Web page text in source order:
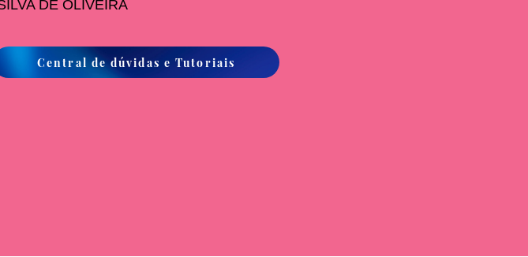
DE OLIVEIRA
Central de dúvidas e Tutoriais